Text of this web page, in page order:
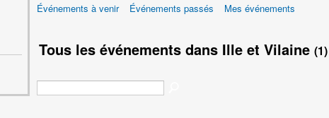
Événements à venir Événements passés Mes événements
Tous les événements dans Ille et Vilaine (1)